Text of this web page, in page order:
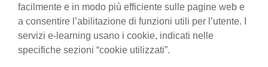
facilmente e in modo più efficiente sulle pagine web e
a consentire l’abilitazione di funzioni utili per l’utente. I
servizi e-learning usano i cookie, indicati nelle
specifiche sezioni “cookie utilizzati”.